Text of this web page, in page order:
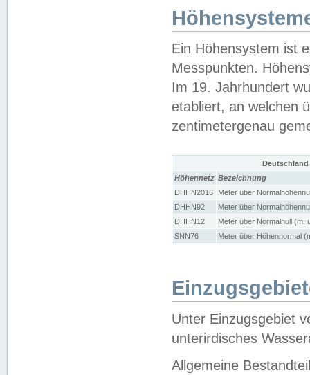
Ein Höhensystem ist
Messpunkten.
Im 19. Jahrhundert
etabliert, an welchen
zentimetergenau
Höhennetz Bezeichnung
DHHN2016
Meter über
DHHN92
Meter über
DHHN12
Meter über Normalnull (m.
SNN76
Meter über Höhennormal
Unter Einzugsgebiet
unterirdisches
Allgemeine